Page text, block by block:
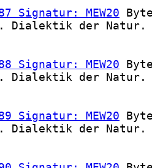
Signatur: MEW20
Dialektik der Natur.
Signatur: MEW20
Dialektik der Natur.
Signatur: MEW20
Dialektik der Natur.